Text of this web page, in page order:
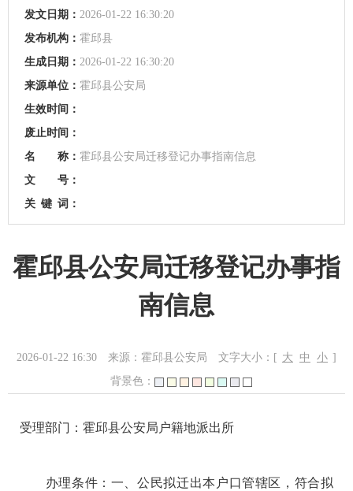
发文日期： 2026-01-22 16:30:20
发布机构： 霍邱县
生成日期： 2026-01-22 16:30:20
来源单位： 霍邱县公安局
生效时间：
废止时间：
名 称： 霍邱县公安局迁移登记办事指南信息
文 号：
关 键 词：
霍邱县公安局迁移登记办事指
南信息
2026-01-22 16:30 来源：霍邱县公安局 文字大小：[ 大 中 小 ]
背景色：
受理部门：霍邱县公安局户籍地派出所
办理条件：一、公民拟迁出本户口管辖区，符合拟